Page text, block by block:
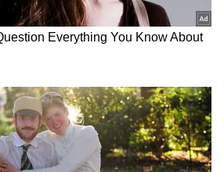
மீது முட்டி போட்டு
என்று சொல்ல, ரியா
மறுக்க, தீபா நீ பண்றியா
அக்காவை வர சொல்லவா
பண்ண
பிறகு ஐஸ்வர்யா,
ஆகியோர் கூட்டு